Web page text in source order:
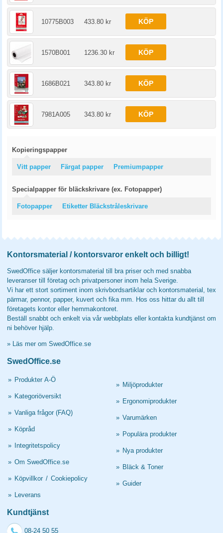
10775B003 433.80 kr KÖP
1570B001 1236.30 kr KÖP
1686B021 343.80 kr KÖP
7981A005 343.80 kr KÖP
Kopieringspapper
Vitt papper Färgat papper Premiumpapper
Specialpapper för bläckskrivare (ex. Fotopapper)
Fotopapper Etiketter Bläckstråleskrivare
Kontorsmaterial / kontorsvaror enkelt och billigt!
SwedOffice säljer kontorsmaterial till bra priser och med snabba
leveranser till företag och privatpersoner inom hela Sverige.
Vi har ett stort sortiment inom skrivbordsartiklar och kontorsmaterial, tex
pärmar, pennor, papper, kuvert och fika mm. Hos oss hittar du allt till
företagets kontor eller hemmakontoret.
Beställ snabbt och enkelt via vår webbplats eller kontakta kundtjänst om
ni behöver hjälp.
» Läs mer om SwedOffice.se
SwedOffice.se
» Produkter A-Ö
» Kategoriöversikt
» Vanliga frågor (FAQ)
» Köpråd
» Integritetspolicy
» Om SwedOffice.se
» Köpvillkor / Cookiepolicy
» Leverans
» Miljöprodukter
» Ergonomiprodukter
» Varumärken
» Populära produkter
» Nya produkter
» Bläck & Toner
» Guider
Kundtjänst
08-24 50 55